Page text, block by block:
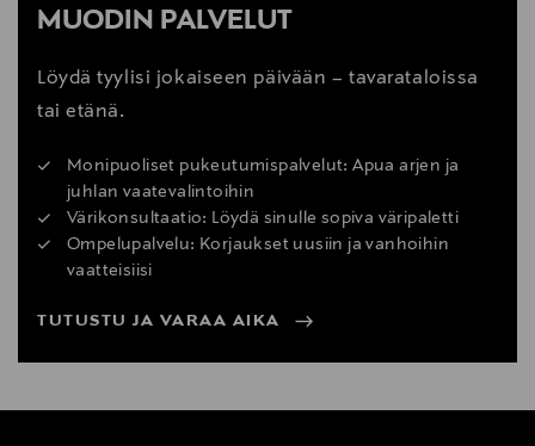
MUODIN PALVELUT
Löydä tyylisi jokaiseen päivään – tavarataloissa
tai etänä.
Monipuoliset pukeutumispalvelut: Apua arjen ja
juhlan vaatevalintoihin
Värikonsultaatio: Löydä sinulle sopiva väripaletti
Ompelupalvelu: Korjaukset uusiin ja vanhoihin
vaatteisiisi
TUTUSTU JA VARAA AIKA